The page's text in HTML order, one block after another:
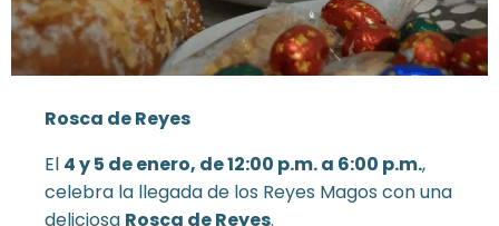
Rosca de Reyes
El 4 y 5 de enero, de 12:00 p.m. a 6:00 p.m.,
celebra la llegada de los Reyes Magos con una
deliciosa Rosca de Reyes.